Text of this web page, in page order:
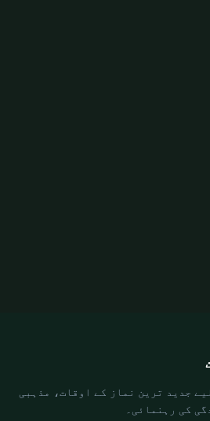
جدید ترین نماز کے اوقات، مذہبی
کی رہنمائی۔